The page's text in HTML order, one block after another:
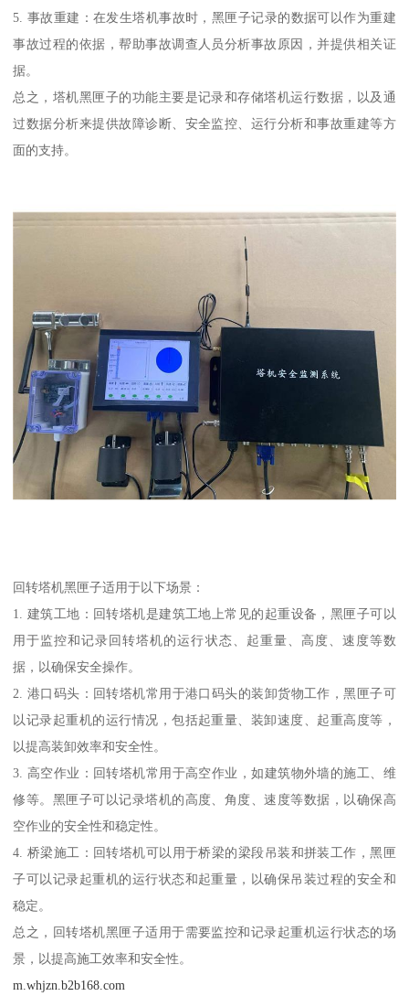
5. 事故重建：在发生塔机事故时，黑匣子记录的数据可以作为重建
事故过程的依据，帮助事故调查人员分析事故原因，并提供相关证
据。
总之，塔机黑匣子的功能主要是记录和存储塔机运行数据，以及通
过数据分析来提供故障诊断、安全监控、运行分析和事故重建等方
面的支持。
回转塔机黑匣子适用于以下场景：
1. 建筑工地：回转塔机是建筑工地上常见的起重设备，黑匣子可以
用于监控和记录回转塔机的运行状态、起重量、高度、速度等数
据，以确保安全操作。
2. 港口码头：回转塔机常用于港口码头的装卸货物工作，黑匣子可
以记录起重机的运行情况，包括起重量、装卸速度、起重高度等，
以提高装卸效率和安全性。
3. 高空作业：回转塔机常用于高空作业，如建筑物外墙的施工、维
修等。黑匣子可以记录塔机的高度、角度、速度等数据，以确保高
空作业的安全性和稳定性。
4. 桥梁施工：回转塔机可以用于桥梁的梁段吊装和拼装工作，黑匣
子可以记录起重机的运行状态和起重量，以确保吊装过程的安全和
稳定。
总之，回转塔机黑匣子适用于需要监控和记录起重机运行状态的场
景，以提高施工效率和安全性。
m.whjzn.b2b168.com